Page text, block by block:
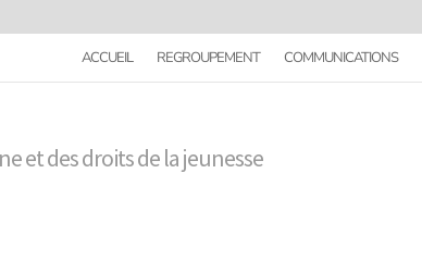
ACCUEIL REGROUPEMENT COMMUNICATIONS
et des droits de la jeunesse